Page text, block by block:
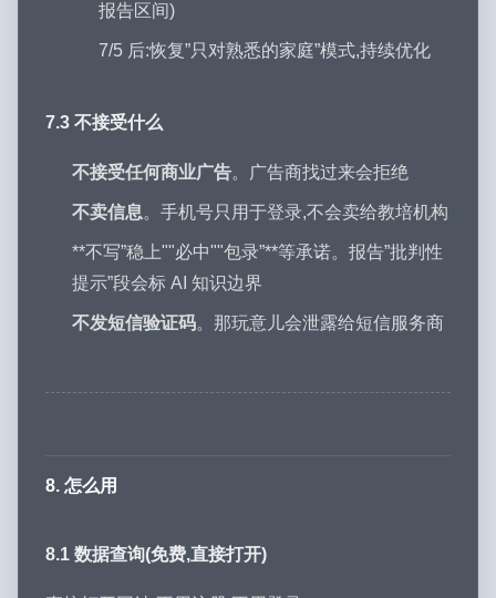
报告区间)
7/5 后:恢复”只对熟悉的家庭”模式,持续优化
7.3 不接受什么
不接受任何商业广告。广告商找过来会拒绝
不卖信息。手机号只用于登录,不会卖给教培机构
**不写”稳上""必中""包录”**等承诺。报告”批判性
提示”段会标 AI 知识边界
不发短信验证码。那玩意儿会泄露给短信服务商
8. 怎么用
8.1 数据查询(免费,直接打开)